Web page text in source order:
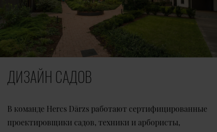
ДИЗАЙН САДОВ
В команде Hercs Dārzs работают сертифицированные
проектировщики садов, техники и арбористы,